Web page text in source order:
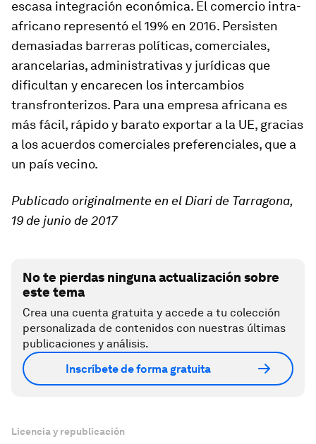
escasa integración económica. El comercio intra-
africano representó el 19% en 2016. Persisten
demasiadas barreras políticas, comerciales,
arancelarias, administrativas y jurídicas que
dificultan y encarecen los intercambios
transfronterizos. Para una empresa africana es
más fácil, rápido y barato exportar a la UE, gracias
a los acuerdos comerciales preferenciales, que a
un país vecino.
Publicado originalmente en el Diari de Tarragona,
19 de junio de 2017
No te pierdas ninguna actualización sobre
este tema
Crea una cuenta gratuita y accede a tu colección
personalizada de contenidos con nuestras últimas
publicaciones y análisis.
Inscríbete de forma gratuita
Licencia y republicación